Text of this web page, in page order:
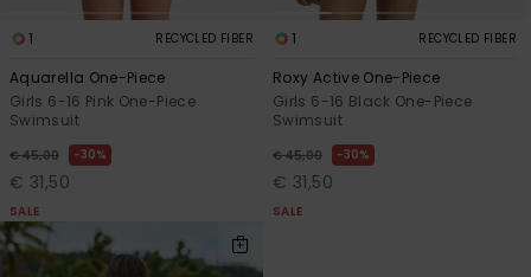
1 RECYCLED FIBER
Aquarella One-Piece
Girls 6-16 Pink One-Piece
Swimsuit
€ 45,00 30%
€ 31,50
SALE
1 RECYCLED FIBER
Roxy Active One-Piece
Girls 6-16 Black One-Piece
Swimsuit
€ 45,00 30%
€ 31,50
SALE